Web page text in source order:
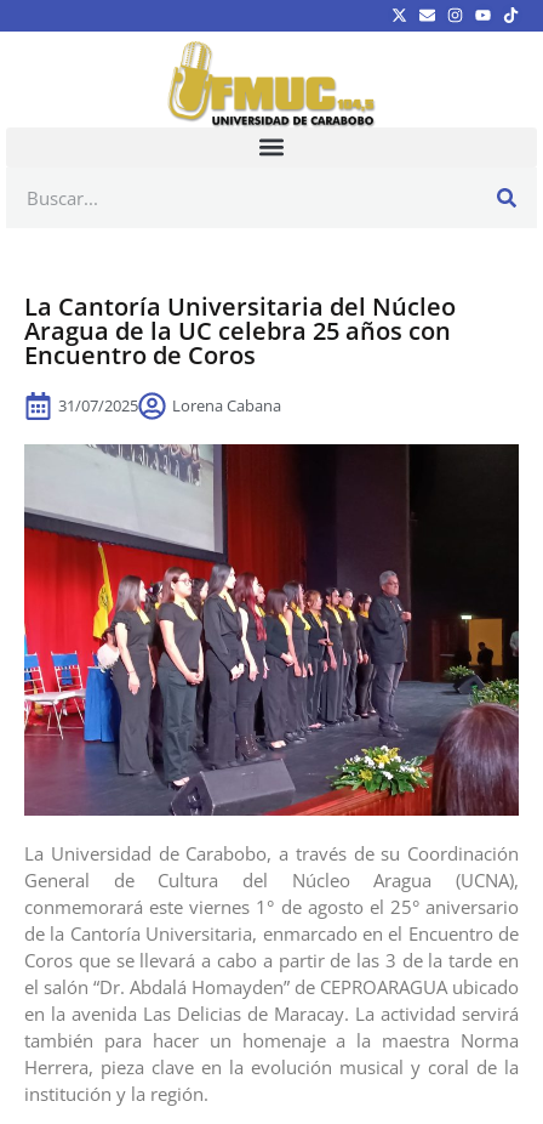
La Cantoría Universitaria del Núcleo
Aragua de la UC celebra 25 años con
Encuentro de Coros
31/07/2025 Lorena Cabana
La Universidad de Carabobo, a través de su Coordinación
General de Cultura del Núcleo Aragua (UCNA),
conmemorará este viernes 1° de agosto el 25° aniversario
de la Cantoría Universitaria, enmarcado en el Encuentro de
Coros que se llevará a cabo a partir de las 3 de la tarde en
el salón “Dr. Abdalá Homayden” de CEPROARAGUA ubicado
en la avenida Las Delicias de Maracay. La actividad servirá
también para hacer un homenaje a la maestra Norma
Herrera, pieza clave en la evolución musical y coral de la
institución y la región.